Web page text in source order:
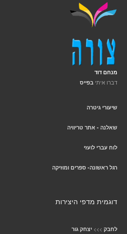
מנחם דוד
דברו איתי בפייס
שיעורי גיטרה
שאלנה - אתר טריוויה
לוח עברי לועזי
רגל ראשונה- ספרים ומוזיקה
דוגמית מדפי היצירות
לחבק >>> יצחק גור